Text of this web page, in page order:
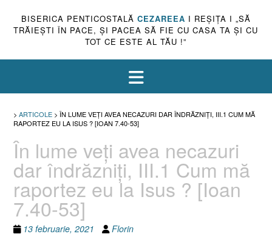
BISERICA PENTICOSTALĂ CEZAREEA I REŞIŢA I „SĂ
TRĂIEŞTI ÎN PACE, ŞI PACEA SĂ FIE CU CASA TA ŞI CU
TOT CE ESTE AL TĂU !”
> ARTICOLE > ÎN LUME VEŢI AVEA NECAZURI DAR ÎNDRĂZNIŢI, III.1 CUM MĂ
RAPORTEZ EU LA ISUS ? [IOAN 7.40-53]
În lume veţi avea necazuri
dar îndrăzniţi, III.1 Cum mă
raportez eu la Isus ? [Ioan
7.40-53]
13 februarie, 2021 Florin